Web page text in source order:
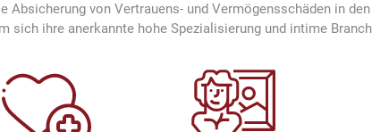
Absicherung von Vertrauens- und Vermögensschäden in
sich ihre anerkannte hohe Spezialisierung und intime